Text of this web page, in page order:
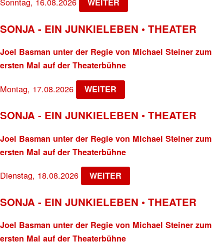
WEITER
SONJA - EIN JUNKIELEBEN • THEATER
Joel Basman unter der Regie von Michael Steiner zum
ersten Mal auf der Theaterbühne
Montag, 17.08.2026 WEITER
SONJA - EIN JUNKIELEBEN • THEATER
Joel Basman unter der Regie von Michael Steiner zum
ersten Mal auf der Theaterbühne
Dienstag, 18.08.2026 WEITER
SONJA - EIN JUNKIELEBEN • THEATER
Joel Basman unter der Regie von Michael Steiner zum
ersten Mal auf der Theaterbühne